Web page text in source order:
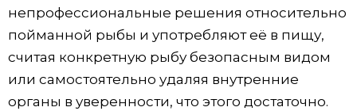
непрофессиональные решения относительно
пойманной рыбы и употребляют её в пищу,
считая конкретную рыбу безопасным видом
или самостоятельно удаляя внутренние
органы в уверенности, что этого достаточно.